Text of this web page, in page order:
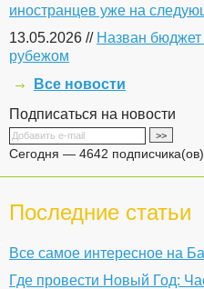
иностранцев уже на
13.05.2026 // Назван бюджет
рубежом
Все новости
Подписаться на новости
Сегодня — 4642 подписчика(ов)
Последние статьи
Все самое интересное на
Где провести Новый Год: